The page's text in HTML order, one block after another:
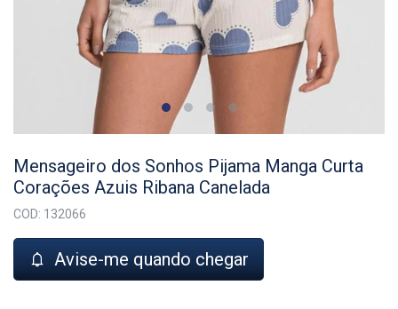
Mensageiro dos Sonhos Pijama Manga Curta
Corações Azuis Ribana Canelada
COD: 132066
Avise-me quando chegar